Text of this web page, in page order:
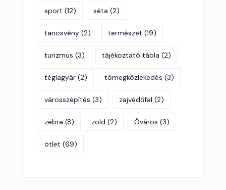
sport (12) séta (2)
tanösvény (2) természet (19)
turizmus (3) tájékoztató tábla (2)
téglagyár (2) tömegközlekedés (3)
városszépítés (3) zajvédőfal (2)
zebra (8) zöld (2) Óváros (3)
ötlet (69)